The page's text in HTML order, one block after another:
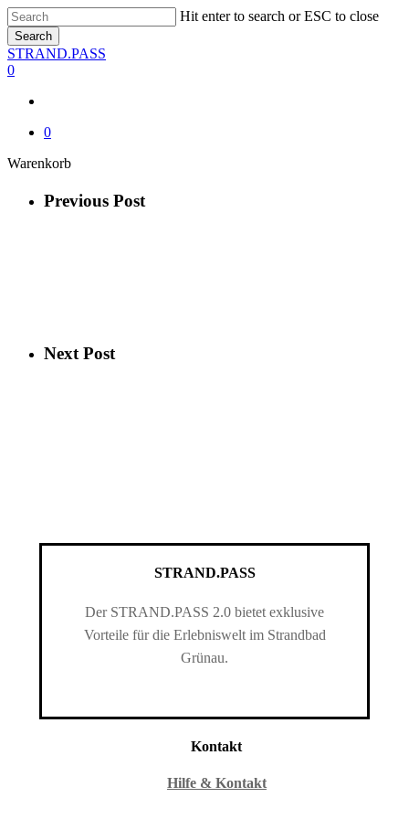
Skip
to
main
content
Hit enter to search or ESC to close
Search
Close
Search
STRAND.PASS
0
0
WarenkorbClose
Previous Post
Next Post
STRAND.PASS
Der STRAND.PASS 2.0 bietet exklusive
Vorteile für die Erlebniswelt im Strandbad
Grünau.
Kontakt
Hilfe & Kontakt